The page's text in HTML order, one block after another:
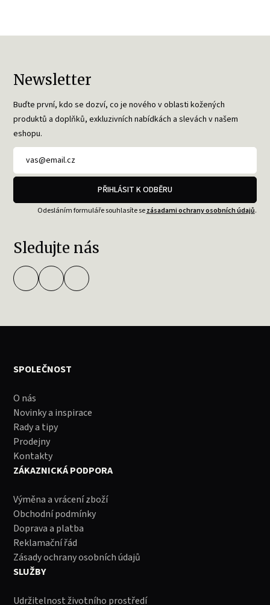
Newsletter
Buďte první, kdo se dozví, co je nového v oblasti kožených
produktů a doplňků, exkluzivních nabídkách a slevách v našem
eshopu.
PŘIHLÁSIT K ODBĚRU
Odesláním formuláře souhlasíte sezásadami ochrany osobních údajů.
Sledujte nás
SPOLEČNOST
O nás
Novinky a inspirace
Rady a tipy
Prodejny
Kontakty
ZÁKAZNICKÁ PODPORA
Výměna a vrácení zboží
Obchodní podmínky
Doprava a platba
Reklamační řád
Zásady ochrany osobních údajů
SLUŽBY
Udržitelnost životního prostředí